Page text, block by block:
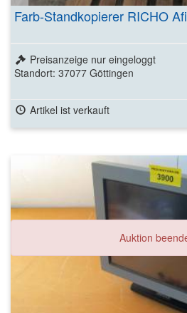
Farb-Standkopierer RICHO
Preisanzeige nur eingeloggt
Standort: 37077 Göttingen
Artikel ist verkauft
Auktion